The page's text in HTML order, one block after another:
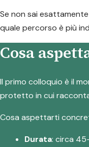
Se non sai
quale percorso è più
Cosa
Il primo colloquio è il
protetto in cui
Cosa aspettarti
Durata: circa